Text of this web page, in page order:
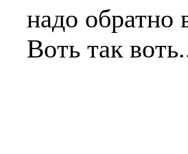
надо обратно
Воть так